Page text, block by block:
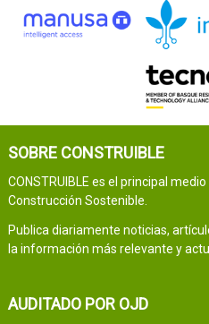
SOBRE CONSTRUIBLE
CONSTRUIBLE es el principal
Construcción Sostenible.
Publica diariamente noticias,
la información más relevante y
AUDITADO POR OJD